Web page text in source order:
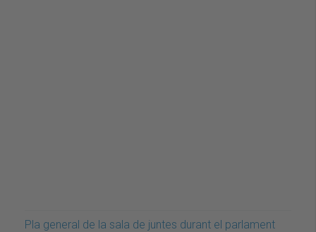
Pla general de la sala de juntes durant el parlament